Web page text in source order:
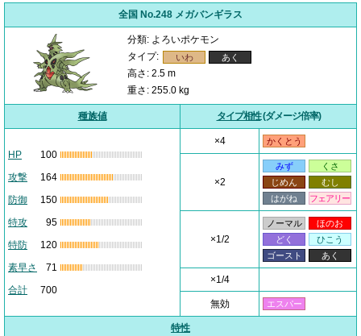
全国 No.248 メガバンギラス
分類: よろいポケモン
タイプ:
いわ あく
高さ: 2.5 m
重さ: 255.0 kg
種族値 タイプ相性(ダメージ倍率)
HP
100
攻撃
164
防御
150
特攻
95
特防
120
素早さ
71
合計
700
×4 かくとう
×2
みず
くさ
じめん
むし
はがね
フェアリー
×1/2
ノーマル
ほのお
どく
ひこう
ゴースト
あく
×1/4
無効 エスパー
特性